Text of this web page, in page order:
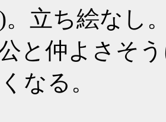
。立ち絵なし
公と仲よさそ
なる。